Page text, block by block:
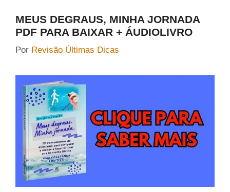
MEUS DEGRAUS, MINHA JORNADA
PDF PARA BAIXAR + ÁUDIOLIVRO
Por Revisão Últimas Dicas